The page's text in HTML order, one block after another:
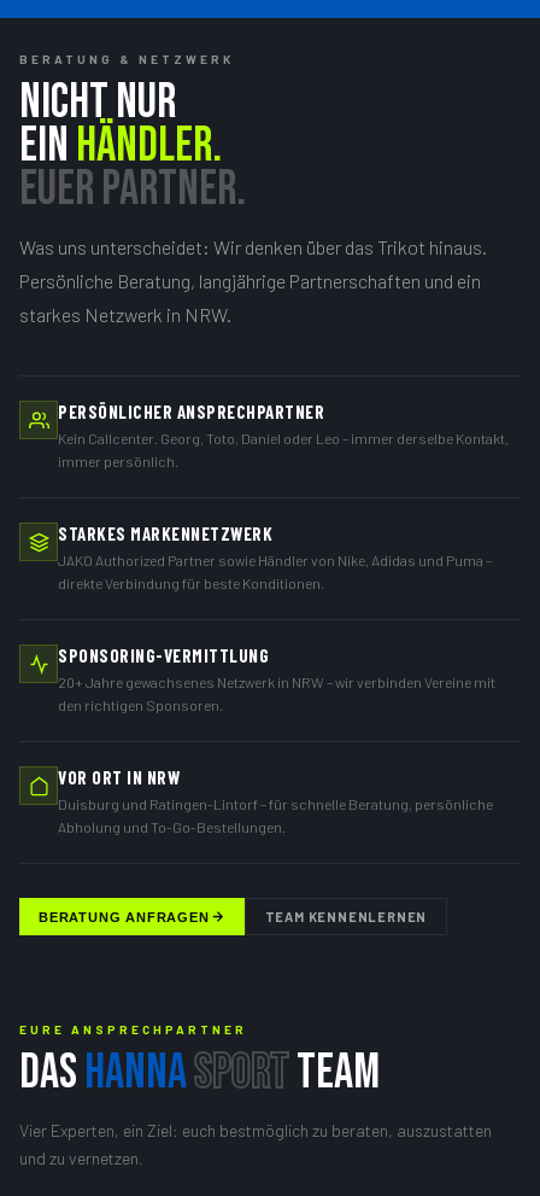
BERATUNG & NETZWERK
NICHT NUR
EIN HÄNDLER.
EUER PARTNER.
Was uns unterscheidet: Wir denken über das Trikot hinaus.
Persönliche Beratung, langjährige Partnerschaften und ein
starkes Netzwerk in NRW.
PERSÖNLICHER ANSPRECHPARTNER
Kein Callcenter. Georg, Toto, Daniel oder Leo – immer derselbe Kontakt,
immer persönlich.
STARKES MARKENNETZWERK
JAKO Authorized Partner sowie Händler von Nike, Adidas und Puma –
direkte Verbindung für beste Konditionen.
SPONSORING-VERMITTLUNG
20+ Jahre gewachsenes Netzwerk in NRW – wir verbinden Vereine mit
den richtigen Sponsoren.
VOR ORT IN NRW
Duisburg und Ratingen-Lintorf – für schnelle Beratung, persönliche
Abholung und To-Go-Bestellungen.
BERATUNG ANFRAGEN TEAM KENNENLERNEN
EURE ANSPRECHPARTNER
DASHANNASPORTTEAM
Vier Experten, ein Ziel: euch bestmöglich zu beraten, auszustatten
und zu vernetzen.